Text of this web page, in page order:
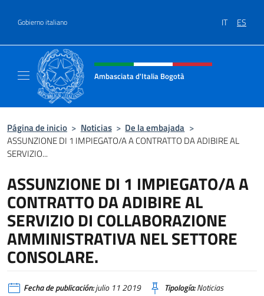
Gobierno italiano IT ES
Encabezado del sitio web,
Ambasciata d'Italia Bogotà
Página de inicio > Noticias > De la embajada >
ASSUNZIONE DI 1 IMPIEGATO/A A CONTRATTO DA ADIBIRE AL
SERVIZIO...
ASSUNZIONE DI 1 IMPIEGATO/A A
CONTRATTO DA ADIBIRE AL
SERVIZIO DI COLLABORAZIONE
AMMINISTRATIVA NEL SETTORE
CONSOLARE.
Fecha de publicación:julio 11 2019 Tipología:Noticias